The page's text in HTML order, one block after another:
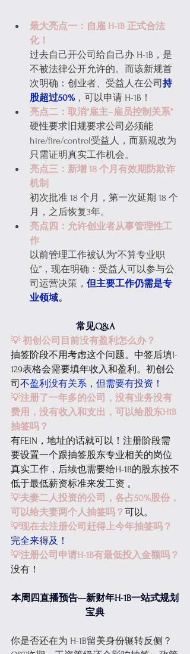
最大亮点一：自雇 H-1B 正式合法
化！
过去自己开公司给自己办 H-1B，是
不被法律公开允许的。而该新规首
次明确：创业者、受益人在公司 持
股超过50%，可以申请 H-1B！
亮点二：取消“雇主–雇员控制关系”
硬性要求旧规要求公司必须能
hire/fire/control受益人，而新规改为
只需证明真实工作机会。
亮点三：新增 18 个月有效期防欺诈
机制
初次批准 18 个月，第一次延期 18 个
月，之后恢复3年。
亮点四：允许创业者从事管理性工
作
以前管理工作被认为“不算专业职
位”，现在明确：受益人可以参与公
司运营决策， 但主要工作仍需是专
业领域。
常见Q&A
💡 初创公司目前没有盈利怎么办？
抽签阶段不用考虑这个问题。中签后填I-
129表格会需要填年收入和盈利。初创公
司 不盈利没有关系，但需要有投资！
💡注册了一年多的公司，没有业务没有
费用，没有收入和支出，可以给股东H1B
抽签吗？
有FEIN，地址的话就可以！注册阶段需
要设置一个跟抽签股东专业相关的岗位
真实工作，后续也需要给H-1B的股东按不
低于最低薪资标准来发工资 。
💡夫妻二人投资的公司，各占50%股份，
可以给夫妻两个人抽签吗？ 可以。
💡现在去注册公司赶得上今年抽签吗？
完全来得及！
💡注册公司申请H-1B有最低投入金额吗？
没有！
本周四直播预告—新财年H-1B一站式规划
宝典
你是否还在为 H-1B留美身份辗转反侧？